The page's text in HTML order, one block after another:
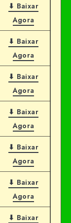
⬇ Baixar
Agora
⬇ Baixar
Agora
⬇ Baixar
Agora
⬇ Baixar
Agora
⬇ Baixar
Agora
⬇ Baixar
Agora
⬇ Baixar